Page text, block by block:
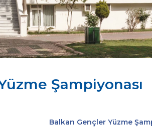
Şampiyonası
Balkan Gençler Yüzme